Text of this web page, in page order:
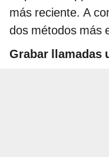
más reciente. A
dos métodos más
Grabar llamadas